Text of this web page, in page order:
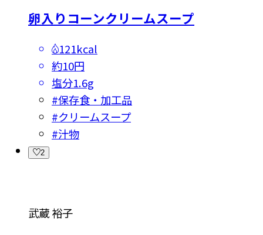
卵入りコーンクリームスープ
121kcal
約10円
塩分1.6g
#保存食・加工品
#クリームスープ
#汁物
2
武蔵 裕子